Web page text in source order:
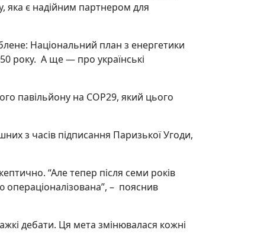
яка є надійним партнером для
Національний план з енергетики
року. А ще — про українські
павільйону на СОР29, який цього
з часів підписання Паризької Угоди,
“Але тепер після семи років
операціоналізована”, – пояснив
дебати. Ця мета змінювалася кожні